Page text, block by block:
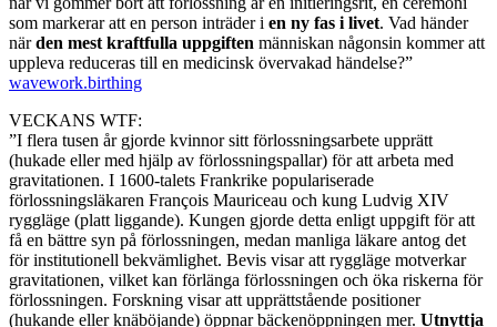
som markerar att en person inträder i en ny fas i livet. Vad händer
närden mest kraftfulla uppgiften människan någonsin kommer att
uppleva reduceras till en medicinsk övervakad händelse?”
wavework.birthing
VECKANS WTF:
”I flera tusen år gjorde kvinnor sitt förlossningsarbete upprätt
(hukade eller med hjälp av förlossningspallar) för att arbeta med
gravitationen. I 1600-talets Frankrike populariserade
förlossningsläkaren François Mauriceau och kung Ludvig XIV
ryggläge (platt liggande). Kungen gjorde detta enligt uppgift för att
få en bättre syn på förlossningen, medan manliga läkare antog det
för institutionell bekvämlighet. Bevis visar att ryggläge motverkar
gravitationen, vilket kan förlänga förlossningen och öka riskerna för
förlossningen. Forskning visar att upprättstående positioner
(hukande eller knäböjande) öppnar bäckenöppningen mer. Utnyttja